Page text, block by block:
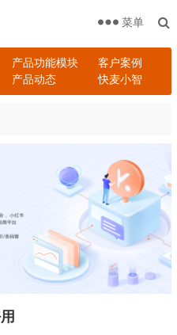
产品功能模块
客户案例
产品动态 快麦小智
菜单